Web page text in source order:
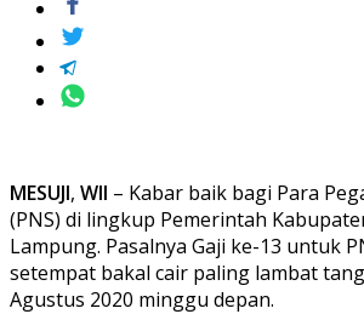
MESUJI, WII – Kabar baik bagi Para
(PNS) di lingkup Pemerintah
Lampung. Pasalnya Gaji ke-13 untuk
setempat bakal cair paling lambat
Agustus 2020 minggu depan.